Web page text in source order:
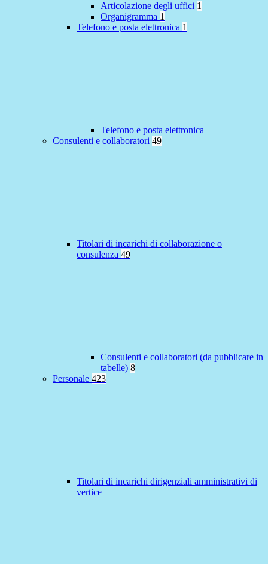
Articolazione degli uffici 1
Organigramma 1
Telefono e posta elettronica 1
Telefono e posta elettronica
Consulenti e collaboratori 49
Titolari di incarichi di collaborazione o
consulenza 49
Consulenti e collaboratori (da pubblicare in
tabelle) 8
Personale 423
Titolari di incarichi dirigenziali amministrativi di
vertice